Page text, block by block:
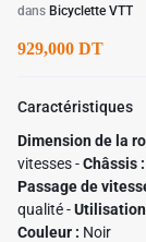
dans Bicyclette VTT
929,000 DT
Caractéristiques
Dimension de la
vitesses -Châssis :
Passage de
qualité -
Couleur : Noir